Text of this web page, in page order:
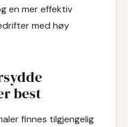
en mer effektiv
med høy
best
finnes tilgjengelig